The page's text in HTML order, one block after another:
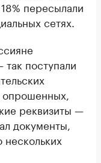
пересылали
сетях.
поступали
опрошенных,
реквизиты —
документы,